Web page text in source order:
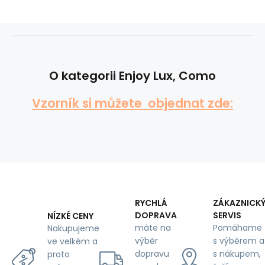
O kategorii Enjoy Lux, Como
Vzorník si můžete objednat zde:
NÍZKÉ CENY
Nakupujeme
ve velkém a
proto
RYCHLÁ
DOPRAVA
máte na
výběr
dopravu
ZÁKAZNICKÝ
SERVIS
Pomáhame
s výběrem a
s nákupem,